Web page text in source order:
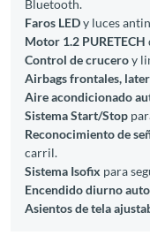
Bluetooth.
Faros LEDy luces
Motor 1.2 PURETECH
Control de cruceroy
Airbags frontales,
Aire acondicionado
Sistema Start/Stop
Reconocimiento de
carril.
Sistema Isofix para
Encendido diurno
Asientos de tela